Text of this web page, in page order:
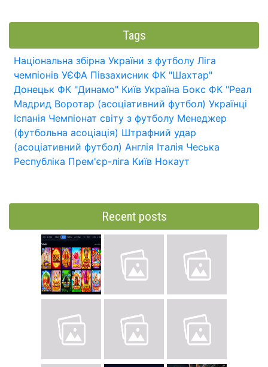
Tags
Національна збірна України з футболу Ліга
чемпіонів УЄФА Півзахисник ФК "Шахтар"
Донецьк ФК "Динамо" Київ Україна Бокс ФК "Реал
Мадрид Воротар (асоціативний футбол) Українці
Іспанія Чемпіонат світу з футболу Менеджер
(футбольна асоціація) Штрафний удар
(асоціативний футбол) Англія Італія Чеська
Республіка Прем'єр-ліга Київ Нокаут
Recent posts